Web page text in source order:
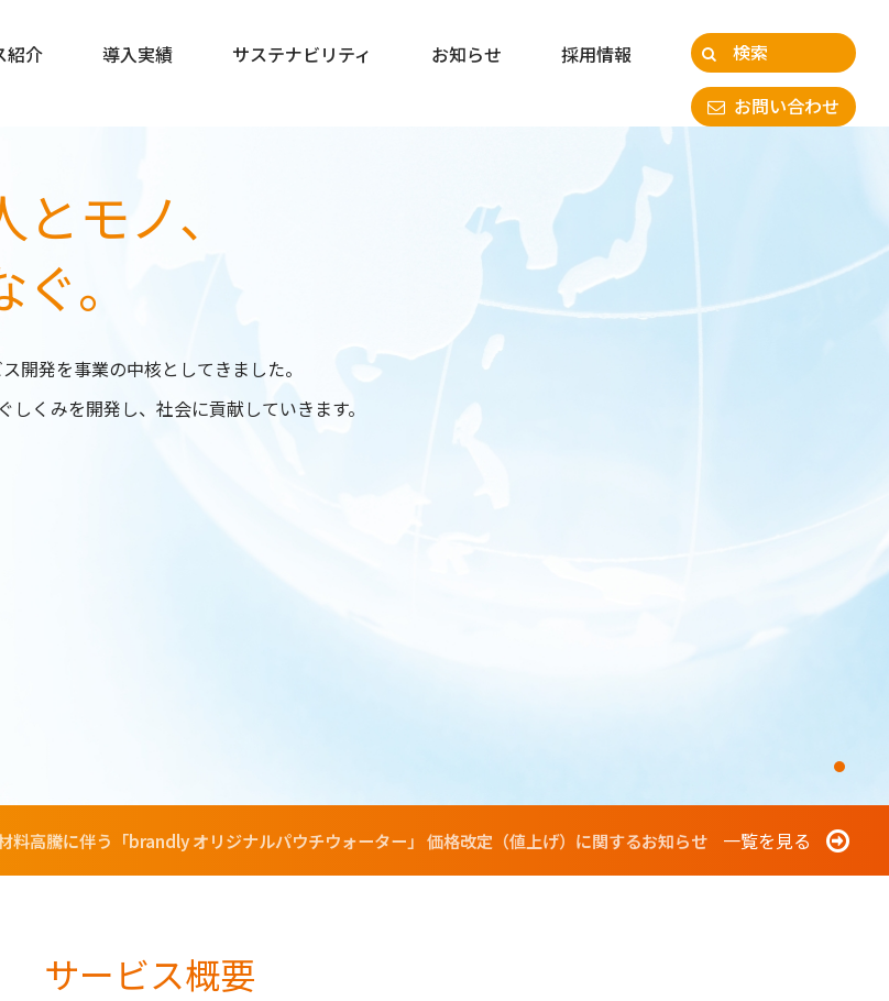
紹介 導入実績 サステナビリティ お知らせ
採用情報
お問い合わせ
紹介 導入実績 サステナビリティ お知らせ
採用情報
お問い合わせ
とモノ、
。
開発を事業の中核としてきました。
くみを開発し、社会に貢献していきます。
料高騰に伴う「brandly オリジナルパウチウォーター」 価格改定（値上げ）に関するお知らせ
一覧を見る
サービス概要